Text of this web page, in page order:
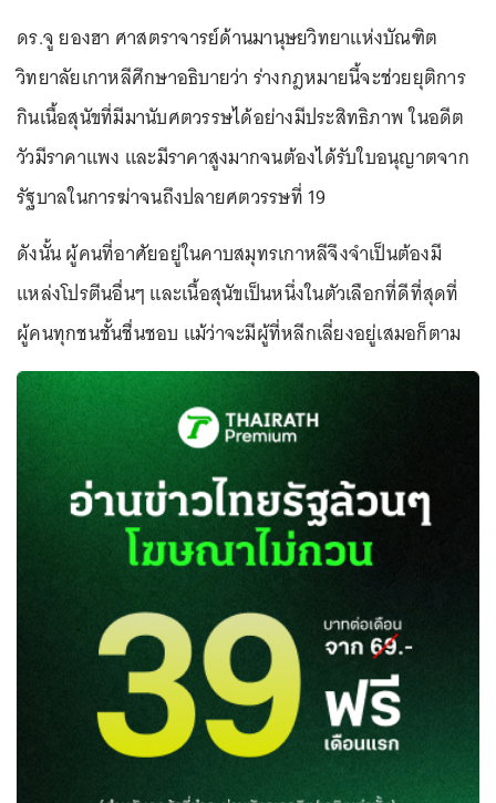
ดร.จู ยองฮา ศาสตราจารย์ด้านมานุษยวิทยาแห่งบัณฑิต
วิทยาลัยเกาหลีศึกษาอธิบายว่า ร่างกฎหมายนี้จะช่วยยุติการ
กินเนื้อสุนัขที่มีมานับศตวรรษได้อย่างมีประสิทธิภาพ ในอดีต
วัวมีราคาแพง และมีราคาสูงมากจนต้องได้รับใบอนุญาตจาก
รัฐบาลในการฆ่าจนถึงปลายศตวรรษที่ 19
ดังนั้น ผู้คนที่อาศัยอยู่ในคาบสมุทรเกาหลีจึงจำเป็นต้องมี
แหล่งโปรตีนอื่นๆ และเนื้อสุนัขเป็นหนึ่งในตัวเลือกที่ดีที่สุดที่
ผู้คนทุกชนชั้นชื่นชอบ แม้ว่าจะมีผู้ที่หลีกเลี่ยงอยู่เสมอก็ตาม